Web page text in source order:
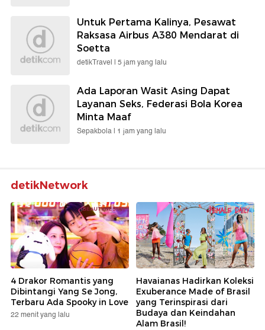
Untuk Pertama Kalinya, Pesawat
Raksasa Airbus A380 Mendarat di
Soetta
detikTravel | 5 jam yang lalu
Ada Laporan Wasit Asing Dapat
Layanan Seks, Federasi Bola Korea
Minta Maaf
Sepakbola | 1 jam yang lalu
detikNetwork
4 Drakor Romantis yang
Dibintangi Yang Se Jong,
Terbaru Ada Spooky in Love
22 menit yang lalu
Havaianas Hadirkan Koleksi
Exuberance Made of Brasil
yang Terinspirasi dari
Budaya dan Keindahan
Alam Brasil!